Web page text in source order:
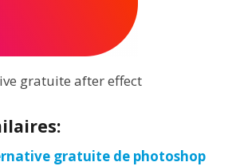
gratuite after effect
gratuite de photoshop